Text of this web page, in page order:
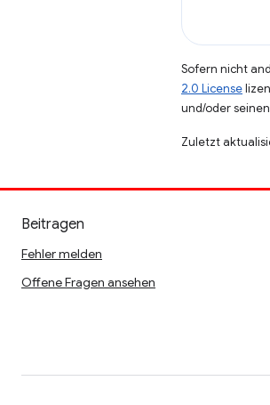
Sofern nicht
2.0 License
und/oder
Zuletzt
Beitragen
Fehler melden
Offene Fragen ansehen